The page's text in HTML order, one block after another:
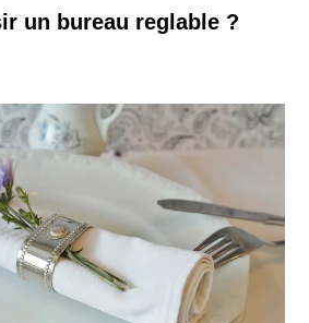
un bureau reglable ?